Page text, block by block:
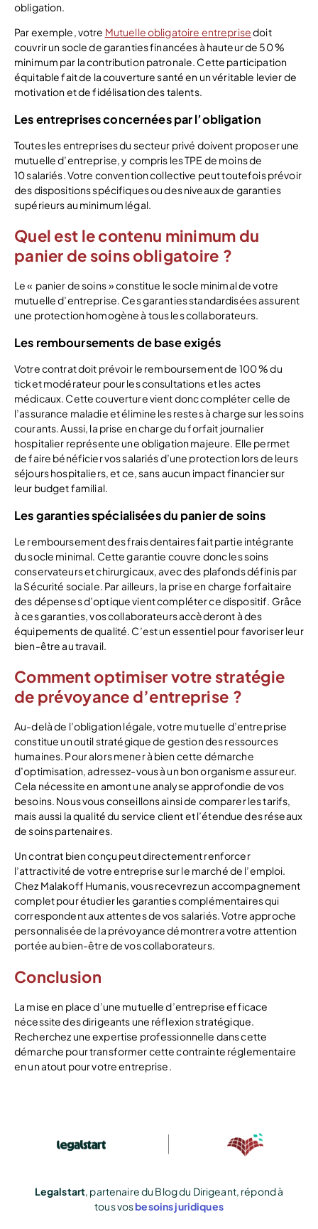
obligation.
Par exemple, votre Mutuelle obligatoire entreprisedoit
couvrir un socle de garanties financées à hauteur de 50 %
minimum par la contribution patronale. Cette participation
équitable fait de la couverture santé en un véritable levier de
motivation et de fidélisation des talents.
Les entreprises concernées par l’obligation
Toutes les entreprises du secteur privé doivent proposer une
mutuelle d’entreprise, y compris les TPE de moins de
10 salariés. Votre convention collective peut toutefois prévoir
des dispositions spécifiques ou des niveaux de garanties
supérieurs au minimum légal.
Quel est le contenu minimum du
panier de soins obligatoire ?
Le « panier de soins » constitue le socle minimal de votre
mutuelle d’entreprise. Ces garanties standardisées assurent
une protection homogène à tous les collaborateurs.
Les remboursements de base exigés
Votre contrat doit prévoir le remboursement de 100 % du
ticket modérateur pour les consultations et les actes
médicaux. Cette couverture vient donc compléter celle de
l’assurance maladie et élimine les restes à charge sur les soins
courants. Aussi, la prise en charge du forfait journalier
hospitalier représente une obligation majeure. Elle permet
de faire bénéficier vos salariés d’une protection lors de leurs
séjours hospitaliers, et ce, sans aucun impact financier sur
leur budget familial.
Les garanties spécialisées du panier de soins
Le remboursement des frais dentaires fait partie intégrante
du socle minimal. Cette garantie couvre donc les soins
conservateurs et chirurgicaux, avec des plafonds définis par
la Sécurité sociale. Par ailleurs, la prise en charge forfaitaire
des dépenses d’optique vient compléter ce dispositif. Grâce
à ces garanties, vos collaborateurs accèderont à des
équipements de qualité. C’est un essentiel pour favoriser leur
bien-être au travail.
Comment optimiser votre stratégie
de prévoyance d’entreprise ?
Au-delà de l’obligation légale, votre mutuelle d’entreprise
constitue un outil stratégique de gestion des ressources
humaines. Pour alors mener à bien cette démarche
d’optimisation, adressez-vous à un bon organisme assureur.
Cela nécessite en amont une analyse approfondie de vos
besoins. Nous vous conseillons ainsi de comparer les tarifs,
mais aussi la qualité du service client et l’étendue des réseaux
de soins partenaires.
Un contrat bien conçu peut directement renforcer
l’attractivité de votre entreprise sur le marché de l’emploi.
Chez Malakoff Humanis, vous recevrez un accompagnement
complet pour étudier les garanties complémentaires qui
correspondent aux attentes de vos salariés. Votre approche
personnalisée de la prévoyance démontrera votre attention
portée au bien-être de vos collaborateurs.
Conclusion
La mise en place d’une mutuelle d’entreprise efficace
nécessite des dirigeants une réflexion stratégique.
Recherchez une expertise professionnelle dans cette
démarche pour transformer cette contrainte réglementaire
en un atout pour votre entreprise.
Legalstart, partenaire du Blog du Dirigeant, répond à
tous vosbesoins juridiques